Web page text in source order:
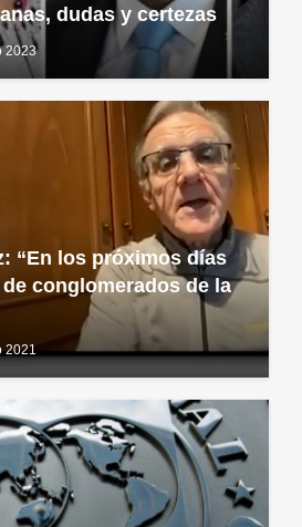
dudas y certezas
2023
“En los próximos días
conglomerados de la
2021